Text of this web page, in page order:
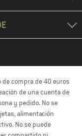
de compra de 40 euros
de una cuenta de
y pedido. No se
alimentación
No se puede